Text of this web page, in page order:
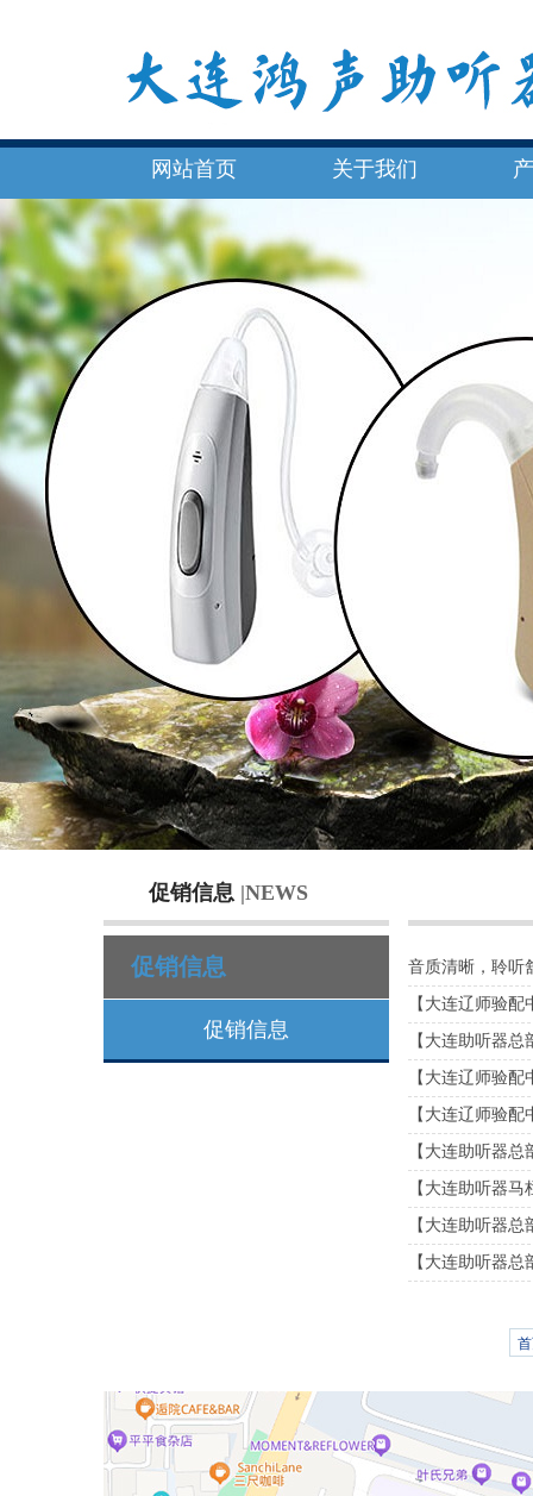
网站首页 关于我们
促销信息 |NEWS
促销信息
促销信息
音质清晰，聆听
【大连辽师验
【大连助听器总
【大连辽师验
【大连辽师验
【大连助听器总
【大连助听器
【大连助听器总
【大连助听器总